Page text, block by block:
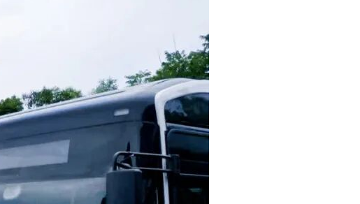
）点击“投标人登录”进入系统从”采购文件获取”栏目中，找
签章办理指南”，自行选择服务商后按指南办理对应CA锁。因供应商
无法投标的，后果自负（其投标文件不予接受）。